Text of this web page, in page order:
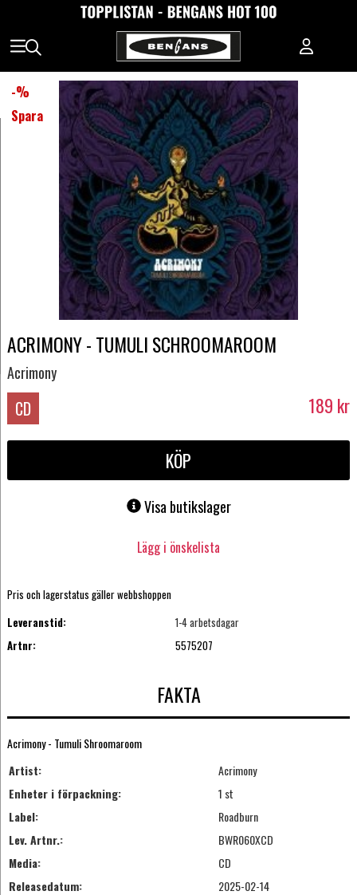
-%
Spara
ACRIMONY - TUMULI SCHROOMAROOM
Acrimony
CD 189 kr
KÖP
Visa butikslager
Lägg i önskelista
Pris och lagerstatus gäller webbshoppen
Leveranstid:
1-4 arbetsdagar
Artnr:
5575207
FAKTA
Acrimony - Tumuli Shroomaroom
Artist:
Acrimony
Enheter i förpackning:
1 st
Label:
Roadburn
Lev. Artnr.:
BWR060XCD
Media:
CD
Releasedatum:
2025-02-14